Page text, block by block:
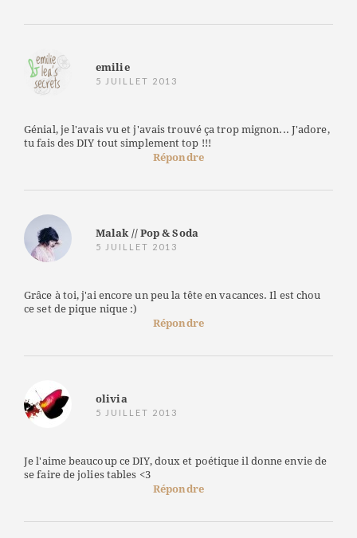
emilie
5 JUILLET 2013
Génial, je l'avais vu et j'avais trouvé ça trop mignon... J'adore,
tu fais des DIY tout simplement top !!!
Répondre
Malak // Pop & Soda
5 JUILLET 2013
Grâce à toi, j'ai encore un peu la tête en vacances. Il est chou
ce set de pique nique :)
Répondre
olivia
5 JUILLET 2013
Je l'aime beaucoup ce DIY, doux et poétique il donne envie de
se faire de jolies tables <3
Répondre